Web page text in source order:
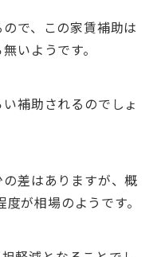
で、この家賃補助は
いようです。
補助されるのでしょ
差はありますが、概
が相場のようです。